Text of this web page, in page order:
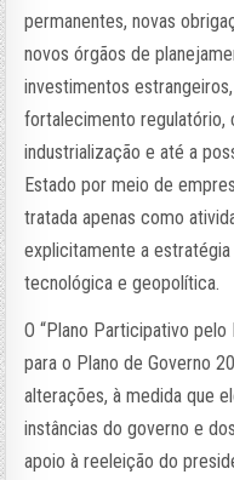
permanentes, novas
novos órgãos de
investimentos
fortalecimento regulatório,
industrialização e até a
Estado por meio de
tratada apenas como
explicitamente a
tecnológica e geopolítica.
O “Plano Participativo
para o Plano de Governo
alterações, à medida que
instâncias do governo e
apoio à reeleição do